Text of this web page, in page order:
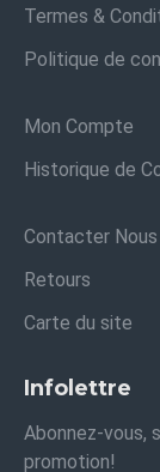
Termes &
Politique de
Mon Compte
Historique de
Contacter Nous
Retours
Carte du site
Infolettre
Abonnez-vous,
promotion!